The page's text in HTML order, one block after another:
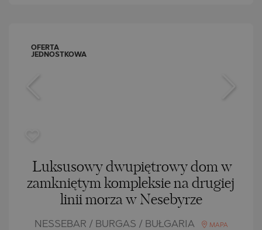
OFERTA
JEDNOSTKOWA
Luksusowy dwupiętrowy dom w
zamkniętym kompleksie na drugiej
linii morza w Nesebyrze
NESSEBAR / BURGAS / BUŁGARIA MAPA